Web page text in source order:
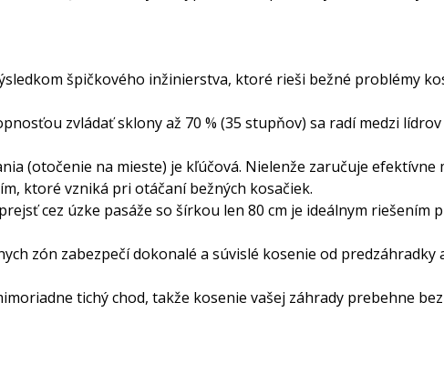
špičkového inžinierstva, ktoré rieši bežné problémy
zvládať sklony až 70 % (35 stupňov) sa radí medzi
(otočenie na mieste) je kľúčová. Nielenže zaručuje efektívne
ktoré vzniká pri otáčaní bežných kosačiek.
cez úzke pasáže so šírkou len 80 cm je ideálnym riešením
zón zabezpečí dokonalé a súvislé kosenie od
tichý chod, takže kosenie vašej záhrady prebehne